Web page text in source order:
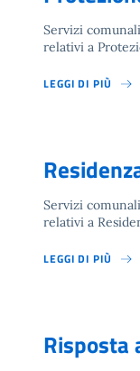
Servizi
relativi a
LEGGI DI PIÙ
Servizi
relativi a
LEGGI DI PIÙ
Risposta